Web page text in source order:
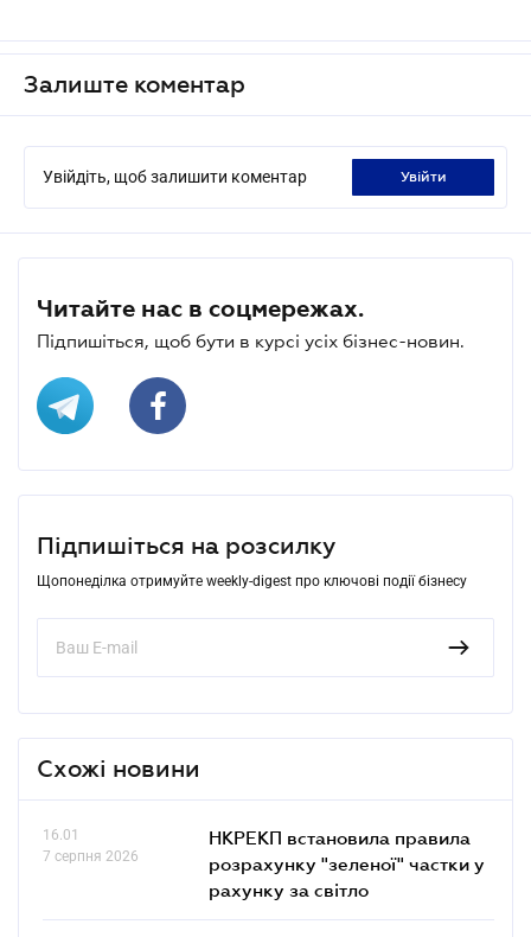
Залиште коментар
Увійдіть, щоб залишити коментар увійти
Читайте нас в соцмережах.
Підпишіться, щоб бути в курсі усіх бізнес-новин.
Підпишіться на розсилку
Щопонеділка отримуйте weekly-digest про ключові події бізнесу
Схожі новини
16.01
7 серпня 2026
НКРЕКП встановила правила
розрахунку "зеленої" частки у
рахунку за світло